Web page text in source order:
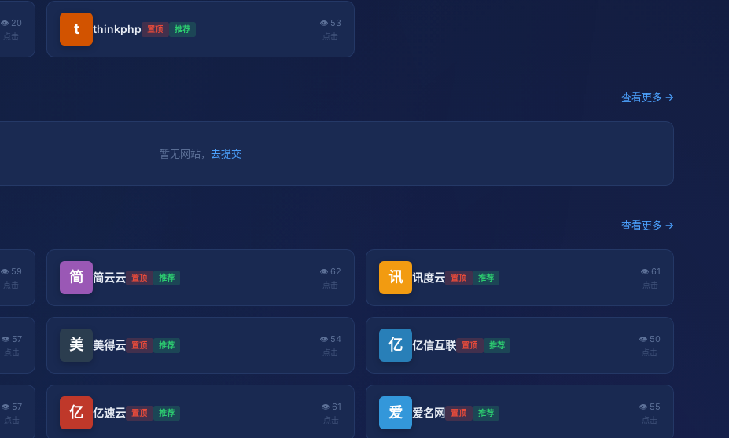
👁 20
点击 t thinkphp 置顶 推荐
👁 53
点击
查看更多 →
暂无网站， 去提交
查看更多 →
👁 59
点击 简 简云云 置顶 推荐
👁 62
点击 讯 讯度云 置顶 推荐
👁 61
点击
👁 57
点击 美 美得云 置顶 推荐
👁 54
点击 亿 亿信互联 置顶 推荐
👁 50
点击
👁 57
点击 亿 亿速云 置顶 推荐
👁 61
点击 爱 爱名网 置顶 推荐
👁 55
点击